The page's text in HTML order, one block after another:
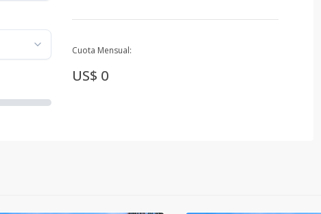
Cuota Mensual:
US$ 0